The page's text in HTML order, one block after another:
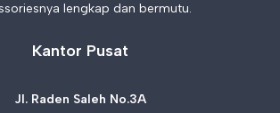
lengkap dan bermutu.
Kantor Pusat
Jl. Raden Saleh No.3A